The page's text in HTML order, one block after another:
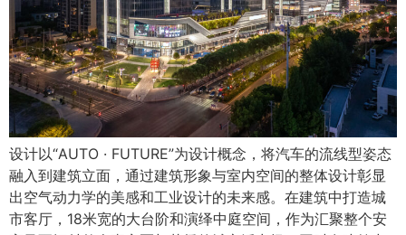
设计以“AUTO · FUTURE”为设计概念，将汽车的流线型姿态
融入到建筑立面，通过建筑形象与室内空间的整体设计彰显
出空气动力学的美感和工业设计的未来感。在建筑中打造城
市客厅，18米宽的大台阶和演绎中庭空间，作为汇聚整个安